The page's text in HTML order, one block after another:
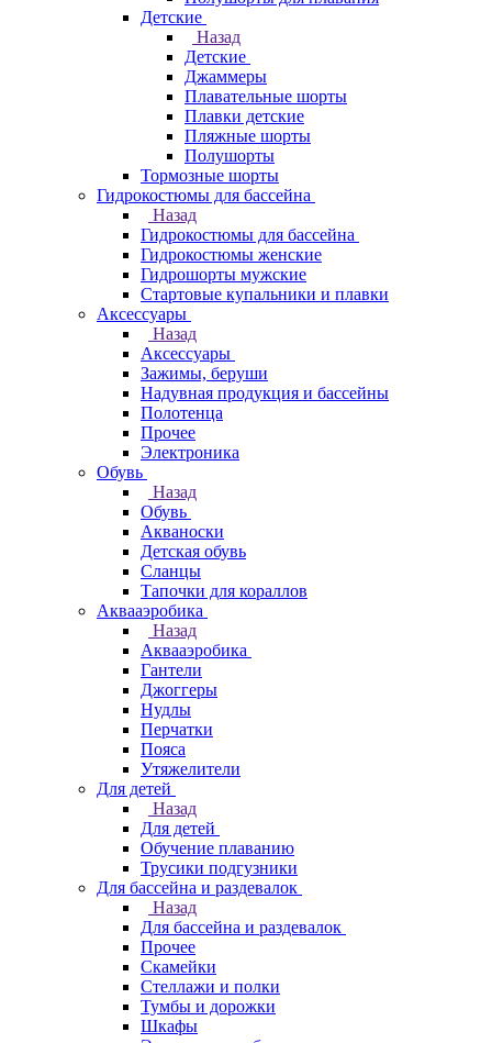
Детские
Назад
Детские
Джаммеры
Плавательные шорты
Плавки детские
Пляжные шорты
Полушорты
Тормозные шорты
Гидрокостюмы для бассейна
Назад
Гидрокостюмы для бассейна
Гидрокостюмы женские
Гидрошорты мужские
Стартовые купальники и плавки
Аксессуары
Назад
Аксессуары
Зажимы, беруши
Надувная продукция и бассейны
Полотенца
Прочее
Электроника
Обувь
Назад
Обувь
Акваноски
Детская обувь
Сланцы
Тапочки для кораллов
Аквааэробика
Назад
Аквааэробика
Гантели
Джоггеры
Нудлы
Перчатки
Пояса
Утяжелители
Для детей
Назад
Для детей
Обучение плаванию
Трусики подгузники
Для бассейна и раздевалок
Назад
Для бассейна и раздевалок
Прочее
Скамейки
Стеллажи и полки
Тумбы и дорожки
Шкафы